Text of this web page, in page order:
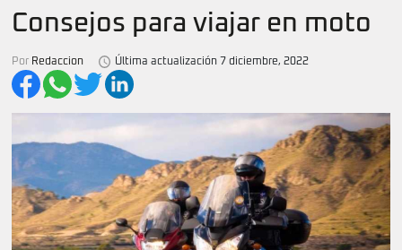
Consejos para viajar en moto
Por Redaccion Última actualización 7 diciembre, 2022